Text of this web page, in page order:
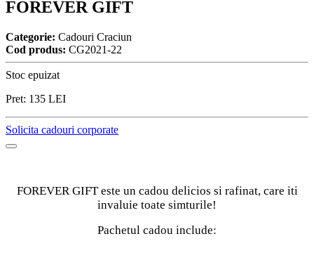
FOREVER GIFT
Categorie: Cadouri Craciun
Cod produs: CG2021-22
Stoc epuizat
Pret: 135 LEI
Solicita cadouri corporate
FOREVER GIFT este un cadou delicios si rafinat, care iti
invaluie toate simturile!
Pachetul cadou include: